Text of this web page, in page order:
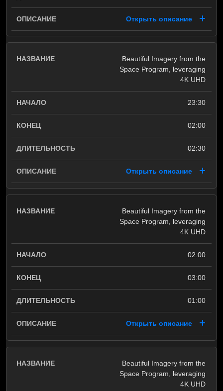
Открыть описание
Beautiful Imagery from the
Space Program, leveraging
4K UHD
23:30
02:00
02:30
Открыть описание
Beautiful Imagery from the
Space Program, leveraging
4K UHD
02:00
03:00
01:00
Открыть описание
Beautiful Imagery from the
Space Program, leveraging
4K UHD